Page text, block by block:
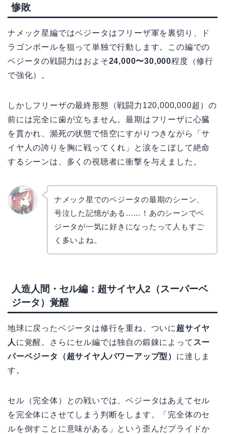
惨敗
ナメック星編ではベジータはフリーザ軍を裏切り、ド
ラゴンボールを狙って単独で行動します。この編での
ベジータの戦闘力はおよそ24,000〜30,000程度（修行
で強化）。
しかしフリーザの最終形態（戦闘力120,000,000超）の
前には完全に歯が立ちません。最期はフリーザに心臓
を貫かれ、瀕死の状態で悟空にすがりつきながら「サ
イヤ人の誇りを胸に戦ってくれ」と涙をこぼして絶命
するシーンは、多くの視聴者に衝撃を与えました。
ナメック星でのベジータの最期のシーン、
号泣した記憶がある……！あのシーンでベ
ジータが一気に好きになったって人もすご
く多いよね。
人造人間・セル編：超サイヤ人2（スーパーベ
ジータ）覚醒
地球に戻ったベジータは修行を重ね、ついに 超サイヤ
人 に覚醒。さらにセル編では独自の鍛錬によって スー
パーベジータ（超サイヤ人パワーアップ型） に達しま
す。
セル（完全体）との戦いでは、ベジータはあえてセル
を完全体にさせてしまう判断をします。「完全体のセ
ルを倒すことに意味がある」という歪んだプライドか